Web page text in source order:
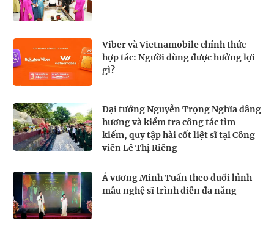
Viber và Vietnamobile chính thức
hợp tác: Người dùng được hưởng lợi
gì?
Đại tướng Nguyễn Trọng Nghĩa dâng
hương và kiểm tra công tác tìm
kiếm, quy tập hài cốt liệt sĩ tại Công
viên Lê Thị Riêng
Á vương Minh Tuấn theo đuổi hình
mẫu nghệ sĩ trình diễn đa năng